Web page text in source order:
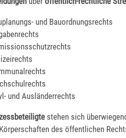
und Bauordnungsrechts
und Ausländerrechts
stehen sich
des öffentlichen